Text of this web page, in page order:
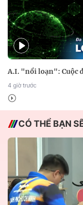
A.I. "nổi loạn": Cuộc
4 giờ trước
CÓ THỂ BẠN